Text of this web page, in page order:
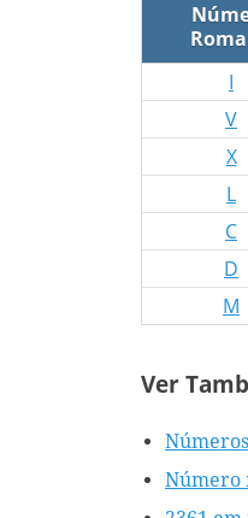
I
V
X
L
C
D
M
Ver
Número